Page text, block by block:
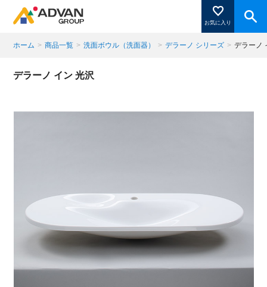
お気に入り
商品ページにある「お気に入り登録」を押すと登録した
ホーム > 商品一覧 > 洗面ボウル（洗面器） > デラーノ シリーズ > デラー
デラーノ イン 光沢